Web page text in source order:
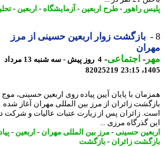
راهور -طرح اربعین -آزمایشگاه-اربعین -تحلیل-
بازگشت زوار اربعین حسینی از مرز
-اجتماعی-
4 روز پیش - سه شنبه 13 مرداد
82025219
با پایان آیین پیاده روی اربعین حسینی، موج
زائران از مرز بین المللی مهران آغاز شده
زائران پس از زیارت عتبات عالیات و شرکت در
گذرگاه مرزی ...
حسینی-مرز بین المللی مهران- اربعین -پیاده
زائران- بازگشت